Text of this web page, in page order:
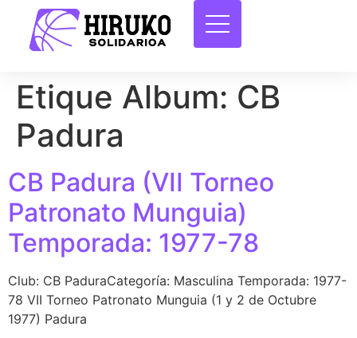
Etique Album: CB
Padura
CB Padura (VII Torneo
Patronato Munguia)
Temporada: 1977-78
Club: CB PaduraCategoría: Masculina Temporada: 1977-
78 VII Torneo Patronato Munguia (1 y 2 de Octubre
1977) Padura